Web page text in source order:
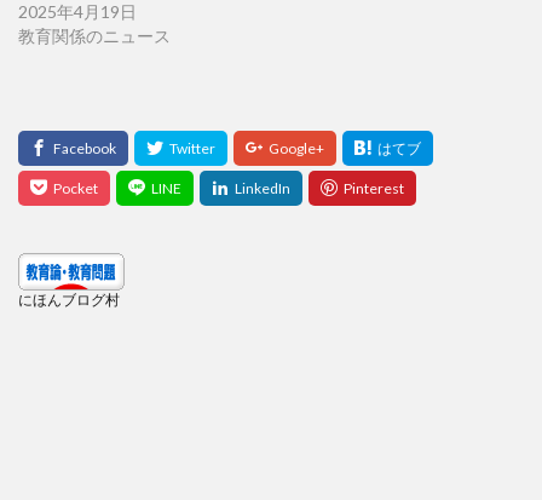
2025年4月19日
教育関係のニュース
にほんブログ村